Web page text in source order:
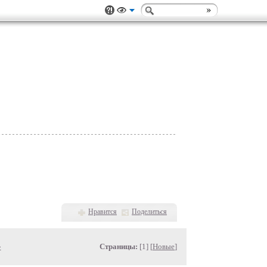
Нравится Поделиться
Страницы: [1] [Новые]